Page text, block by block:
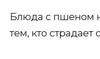
Блюда с пшеном
тем, кто страдает